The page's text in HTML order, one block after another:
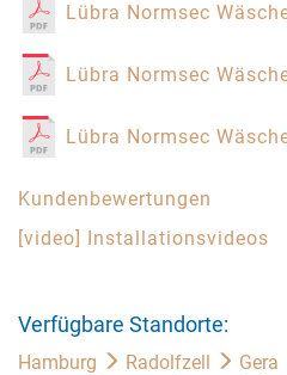
Lübra Normsec
Lübra Normsec
Lübra Normsec
Kundenbewertungen
[video] Installationsvideos
Verfügbare Standorte:
Hamburg Radolfzell Gera